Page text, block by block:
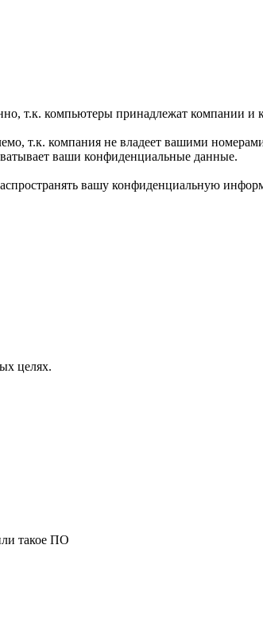
т.к. компьютеры принадлежат компании и
т.к. компания не владеет вашими
ваши конфиденциальные данные.
вашу конфиденциальную
целях.
такое ПО